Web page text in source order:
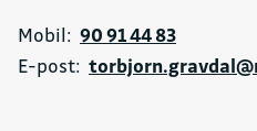
Mobil: 90 91 44 83
E-post: